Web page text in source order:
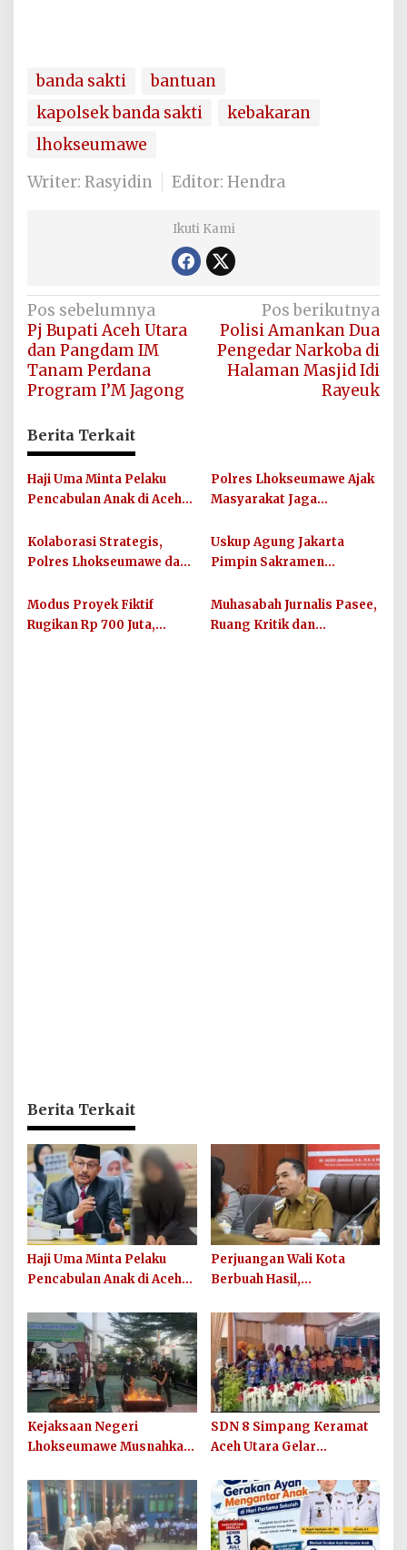
banda sakti
bantuan
kapolsek banda sakti
kebakaran
lhokseumawe
Writer: Rasyidin
Editor: Hendra
Ikuti Kami
Navigasi
pos
Pos sebelumnya
Pj Bupati Aceh Utara
dan Pangdam IM
Tanam Perdana
Program I’M Jagong
Pos berikutnya
Polisi Amankan Dua
Pengedar Narkoba di
Halaman Masjid Idi
Rayeuk
Berita Terkait
Haji Uma Minta Pelaku
Pencabulan Anak di Aceh
Hukum, Sesuai UU Nomor
12 Tahun 2022 Tentang
Polres Lhokseumawe Ajak
Masyarakat Jaga
Sportivitas Jelang Piala
Dunia 2026
Kolaborasi Strategis,
Polres Lhokseumawe dan
Layanan Publik
Berkualitas
Uskup Agung Jakarta
Pimpin Sakramen
Raditya dan Klara Fidelia
Modus Proyek Fiktif
Rugikan Rp 700 Juta,
Muhasabah Jurnalis Pasee,
Ruang Kritik dan
Berita Terkait
Haji Uma Minta Pelaku
Pencabulan Anak di Aceh
Hukum, Sesuai UU Nomor
12 Tahun 2022 Tentang
TPKS
Perjuangan Wali Kota
Berbuah Hasil,
Tambahan DAU Rp86,95
Miliar untuk Perkuat
Belanja ASN 2026
Kejaksaan Negeri
Lhokseumawe Musnahkan
Berkekuatan Hukum Tetap
dan Sosialisasikan Lelang
Barang Rampasan
SDN 8 Simpang Keramat
Aceh Utara Gelar
Tahun Ajaran 2026/2027